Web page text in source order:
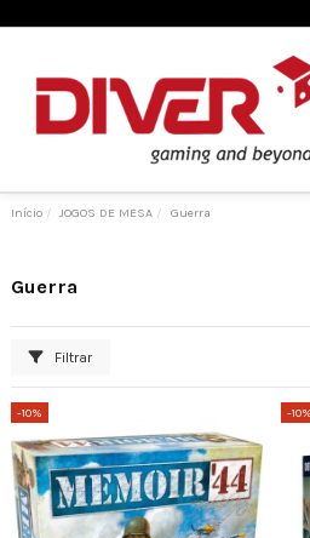
Início JOGOS DE MESA Guerra
Guerra
Filtrar
-10% -10%